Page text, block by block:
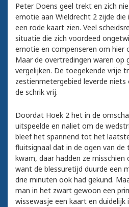
Peter Doens geel trekt en zich
emotie aan Wieldrecht 2 zijde
een rode kaart zien. Veel
situatie die zich voordeed
emotie en compenseren om hier
Maar de overtredingen waren op
vergelijken. De toegekende vrije
zestienmetergebied leverde
de schrik vrij.
Doordat Hoek 2 het in de
uitspeelde en naliet om de
bleef het spannend tot het
fluitsignaal dat in de ogen van de
kwam, daar hadden ze
want de blessuretijd duurde een
drie minuten ook had gekund.
man in het zwart gewoon een
wissewasje een kaart en duidelijk